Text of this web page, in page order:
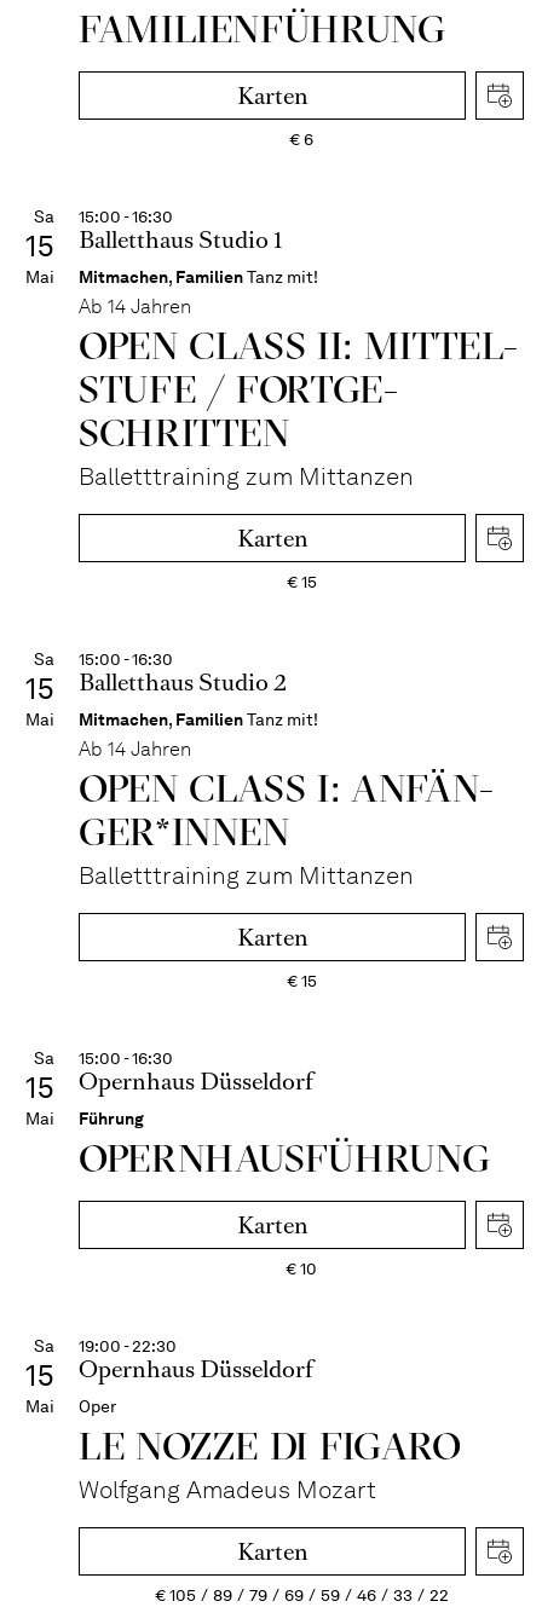
FAMI­LIEN­FÜH­RUNG
Karten
€6
Sa
15
Mai
15:00 - 16:30
Balletthaus Studio 1
Mitmachen, FamilienTanz mit!
Ab 14 Jahren
OPEN CLASS II: MITTEL­
STUFE / FORT­GE­
SCHRITTEN
Balletttraining zum Mittanzen
Karten
€15
Sa
15
Mai
15:00 - 16:30
Balletthaus Studio 2
Mitmachen, FamilienTanz mit!
Ab 14 Jahren
OPEN CLASS I: ANFÄN­
GER*IN­NEN
Balletttraining zum Mittanzen
Karten
€15
Sa
15
Mai
15:00 - 16:30
Opernhaus Düsseldorf
Führung
OPERN­HAUS­FÜH­RUNG
Karten
€10
Sa
15
Mai
19:00 - 22:30
Opernhaus Düsseldorf
Oper
LE NOZZE DI FIGARO
Wolfgang Amadeus Mozart
Karten
€105 89 79 69 59 46 33
22